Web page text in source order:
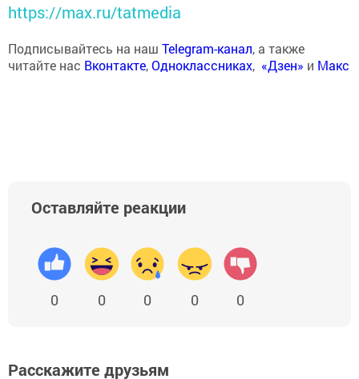
https://max.ru/tatmedia
Подписывайтесь на наш Telegram-канал, а также
читайте нас Вконтакте,Одноклассниках, «Дзен» и Макс
Оставляйте реакции
0 0 0 0 0
Расскажите друзьям